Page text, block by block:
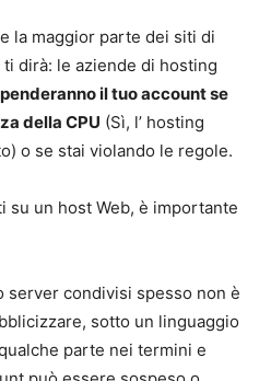
la maggior parte dei siti di
dirà: le aziende di hosting
il tuo account se
della CPU (Sì, l’ hosting
o se stai violando le regole.
su un host Web, è importante
server condivisi spesso non è
sotto un linguaggio
parte nei termini e